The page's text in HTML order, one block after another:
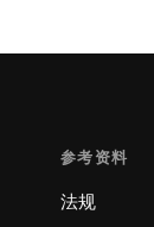
参考资料
法规